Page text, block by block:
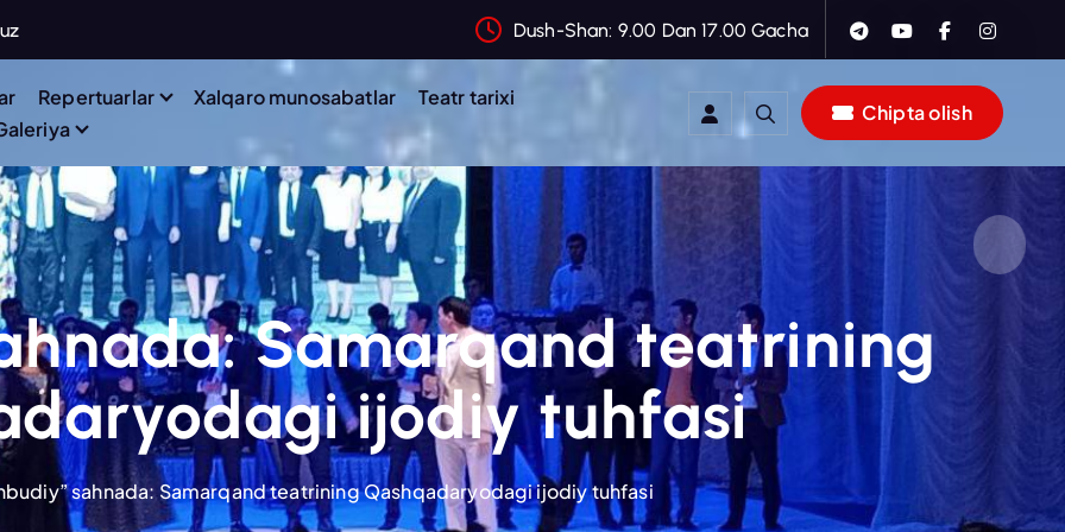
Dush-Shan: 9.00 Dan 17.00 Gacha
Repertuarlar Xalqaro munosabatlar
Teatr tarixi
Chipta olish
Samarqand teatrining
ijodiy tuhfasi
sahnada: Samarqand teatrining Qashqadaryodagi ijodiy tuhfasi